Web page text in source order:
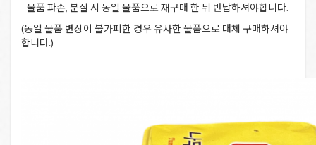
- 물품 파손, 분실 시 동일 물품으로 재구매 한 뒤 반납하셔야합니다.
(동일 물품 변상이 불가피한 경우 유사한 물품으로 대체 구매하셔야
합니다.)